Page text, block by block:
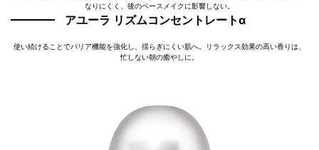
なりにくく、後のベースメイクに影響しない。
アユーラ リズムコンセントレートα
使い続けることでバリア機能を強化し、揺らぎにくい肌へ。リラックス効果の高い香りは、
忙しない朝の癒やしに。